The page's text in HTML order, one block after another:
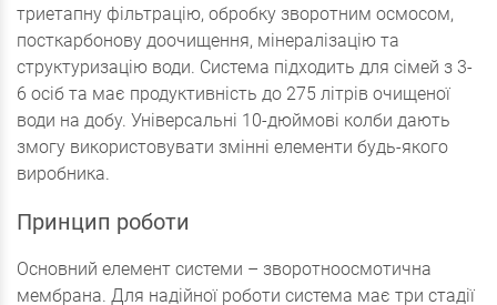
триетапну фільтрацію, обробку зворотним осмосом,
посткарбонову доочищення, мінералізацію та
структуризацію води. Система підходить для сімей з 3-
6 осіб та має продуктивність до 275 літрів очищеної
води на добу. Універсальні 10-дюймові колби дають
змогу використовувати змінні елементи будь-якого
виробника.
Принцип роботи
Основний елемент системи – зворотноосмотична
мембрана. Для надійної роботи система має три стадії